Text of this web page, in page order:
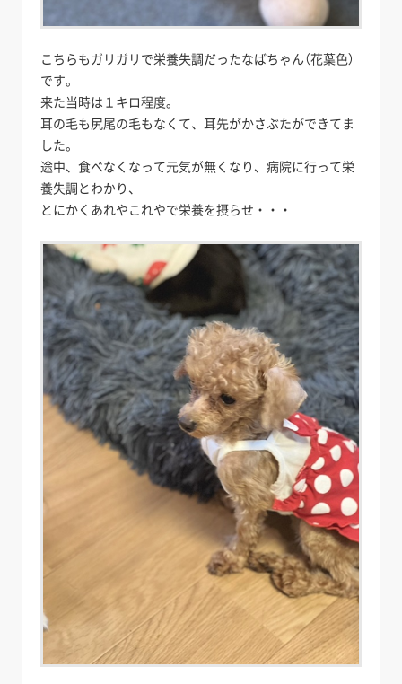
こちらもガリガリで栄養失調だったなばちゃん（花葉色）
です。
来た当時は１キロ程度。
耳の毛も尻尾の毛もなくて、耳先がかさぶたができてま
した。
途中、食べなくなって元気が無くなり、病院に行って栄
養失調とわかり、
とにかくあれやこれやで栄養を摂らせ・・・